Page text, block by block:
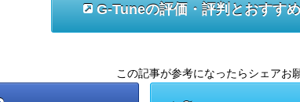
G-Tuneの評価・評判とおすす
この記事が参考になったらシェアお